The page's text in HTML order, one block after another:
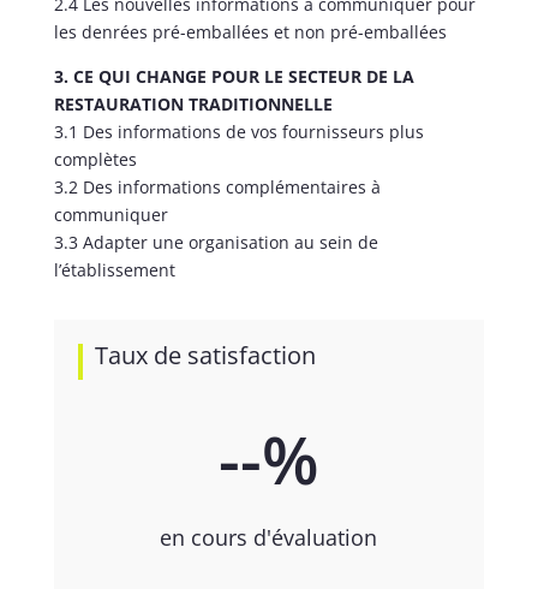
les denrées pré-emballées et non pré-emballées
3. CE QUI CHANGE POUR LE SECTEUR DE LA
RESTAURATION TRADITIONNELLE
3.1 Des informations de vos fournisseurs plus
complètes
3.2 Des informations complémentaires à
communiquer
3.3 Adapter une organisation au sein de
l’établissement
Taux de satisfaction
--%
en cours d'évaluation